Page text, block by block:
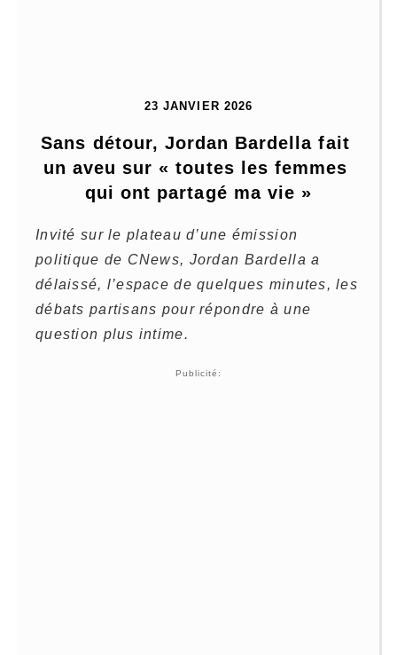
23 JANVIER 2026
Sans détour, Jordan Bardella fait
un aveu sur « toutes les femmes
qui ont partagé ma vie »
Invité sur le plateau d’une émission
politique de CNews, Jordan Bardella a
délaissé, l’espace de quelques minutes, les
débats partisans pour répondre à une
question plus intime.
Publicité: